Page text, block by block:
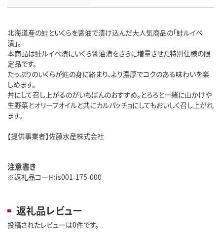
北海道産の鮭といくらを醤油で漬け込んだ大人気商品の「鮭ルイベ
漬」。
本商品は鮭ルイベ漬にいくら醤油漬をさらに増量させた特別仕様の限
定品です。
たっぷりのいくらが鮭の身に絡まり、より濃厚でコクのある味わいを楽
しめます。
丼にして召し上がるのがいちばんのおすすめ。とろろと一緒に山かけや
生野菜とオリーブオイルと共にカルパッチョにしてもおいしく召し上がれ
ます。
【提供事業者】佐藤水産株式会社
注意書き
※返礼品コード:is001-175-000
返礼品レビュー
投稿されたレビューは0件です。